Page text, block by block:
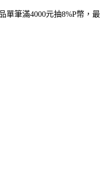
單筆滿4000元抽8%P幣，最